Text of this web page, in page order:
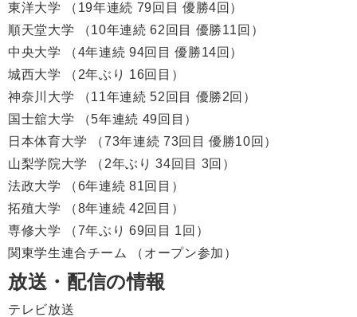
東洋大学 （19年連続 79回目 優勝4回）
順天堂大学 （10年連続 62回目 優勝11回）
中央大学 （4年連続 94回目 優勝14回）
城西大学 （2年ぶり 16回目）
神奈川大学 （11年連続 52回目 優勝2回）
国士舘大学 （5年連続 49回目）
日本体育大学 （73年連続 73回目 優勝10回）
山梨学院大学 （2年ぶり 34回目 3回）
法政大学 （6年連続 81回目）
拓殖大学 （8年連続 42回目）
専修大学 （7年ぶり 69回目 1回）
関東学生連合チーム （オープン参加）
放送・配信の情報
テレビ放送